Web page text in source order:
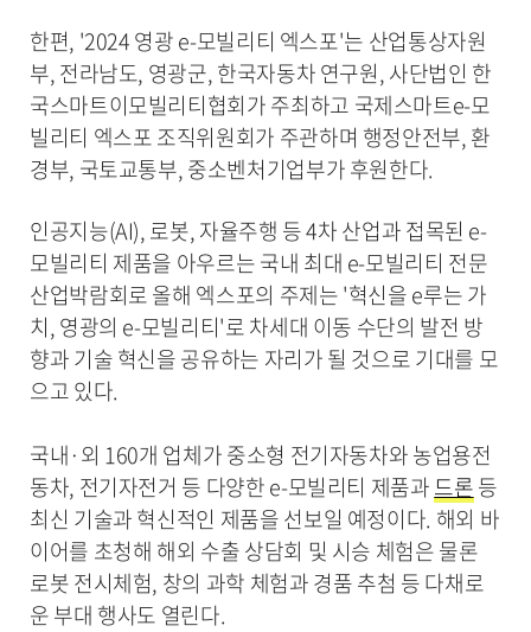
한편, '2024 영광 e-모빌리티 엑스포'는 산업통상자원
부, 전라남도, 영광군, 한국자동차 연구원, 사단법인 한
국스마트이모빌리티협회가 주최하고 국제스마트e-모
빌리티 엑스포 조직위원회가 주관하며 행정안전부, 환
경부, 국토교통부, 중소벤처기업부가 후원한다.
인공지능(AI), 로봇, 자율주행 등 4차 산업과 접목된 e-
모빌리티 제품을 아우르는 국내 최대 e-모빌리티 전문
산업박람회로 올해 엑스포의 주제는 '혁신을 e루는 가
치, 영광의 e-모빌리티'로 차세대 이동 수단의 발전 방
향과 기술 혁신을 공유하는 자리가 될 것으로 기대를 모
으고 있다.
국내·외 160개 업체가 중소형 전기자동차와 농업용전
동차, 전기자전거 등 다양한 e-모빌리티 제품과드론등
최신 기술과 혁신적인 제품을 선보일 예정이다. 해외 바
이어를 초청해 해외 수출 상담회 및 시승 체험은 물론
로봇 전시체험, 창의 과학 체험과 경품 추첨 등 다채로
운 부대 행사도 열린다.